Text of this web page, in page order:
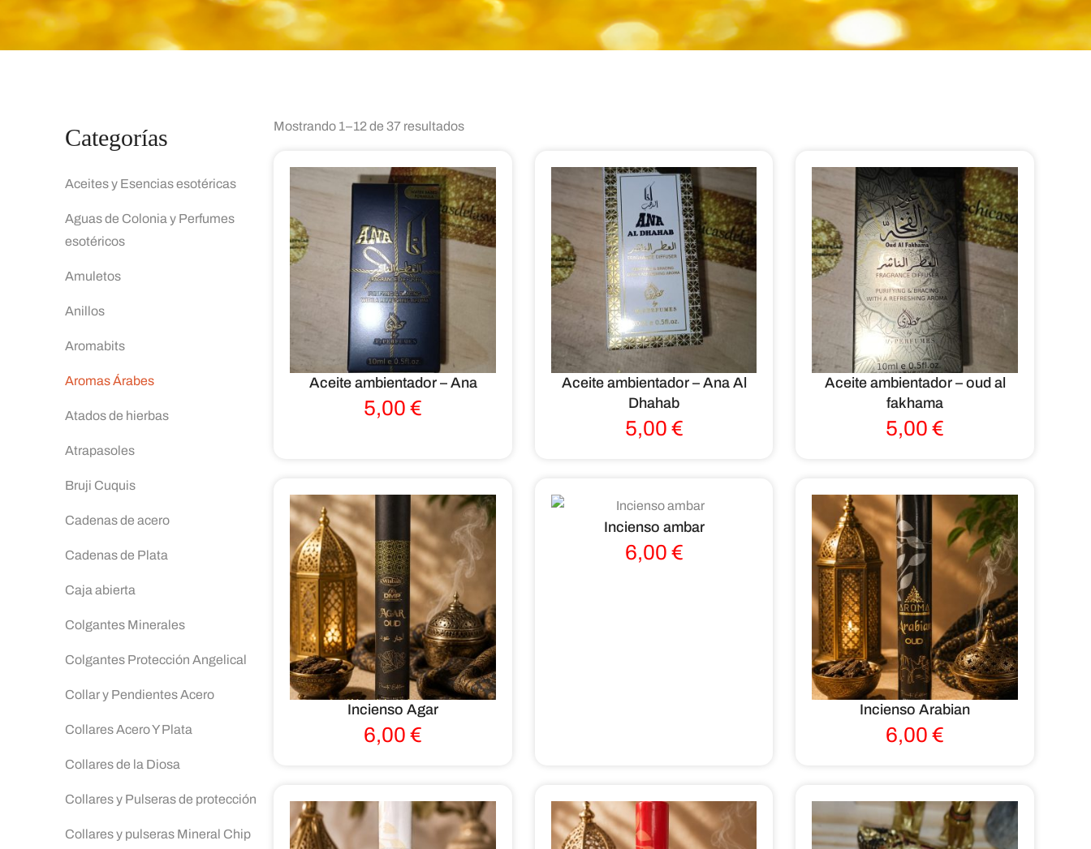
Categorías
Aceites y Esencias esotéricas
Aguas de Colonia y Perfumes
esotéricos
Amuletos
Anillos
Aromabits
Aromas Árabes
Atados de hierbas
Atrapasoles
Bruji Cuquis
Cadenas de acero
Cadenas de Plata
Caja abierta
Colgantes Minerales
Colgantes Protección Angelical
Collar y Pendientes Acero
Collares Acero Y Plata
Collares de la Diosa
Collares y Pulseras de protección
Collares y pulseras Mineral Chip
Mostrando 1–12 de 37 resultados
Aceite ambientador – Ana
5,00€
Aceite ambientador – Ana Al
Dhahab
5,00 €
Aceite ambientador – oud al
fakhama
5,00€
Incienso Agar
6,00€
Incienso ambar
6,00 €
Incienso Arabian
6,00€